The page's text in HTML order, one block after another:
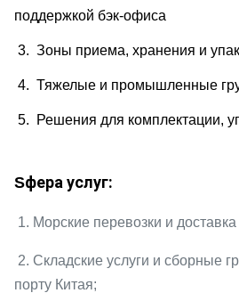
поддержкой бэк-офиса
3. Зоны приема, хранения и
4. Тяжелые и промышленные
5. Решения для комплектации,
Sфера услуг:
1. Морские перевозки и
2. Складские услуги и сборные
порту Китая;